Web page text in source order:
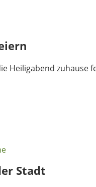
Heiligabend zuhause
Stadt